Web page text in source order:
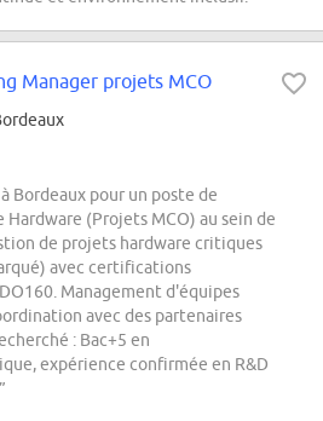
Manager projets MCO
Bordeaux pour un poste de
Hardware (Projets MCO) au sein de
de projets hardware critiques
avec certifications
Management d'équipes
avec des partenaires
: Bac+5 en
expérience confirmée en R&D